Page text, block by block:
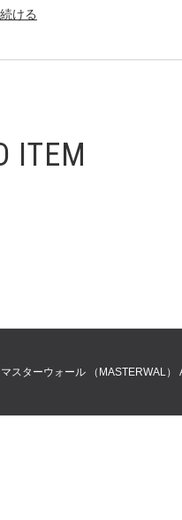
ITEM
スターウォール （MASTERWAL）